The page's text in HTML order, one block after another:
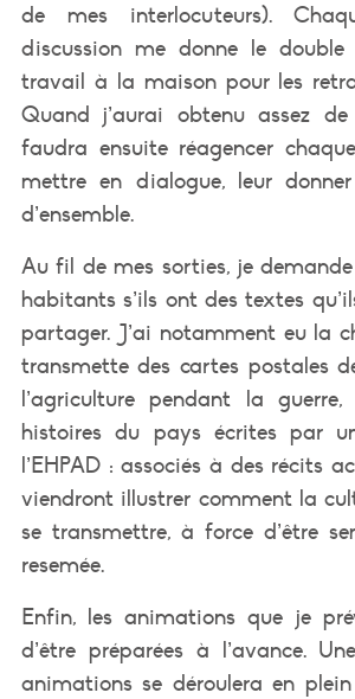
de mes interlocuteurs).
discussion me donne le
travail à la maison pour les
Quand j’aurai obtenu assez
faudra ensuite réagencer
mettre en dialogue, leur
d’ensemble.
Au fil de mes sorties, je
habitants s’ils ont des textes
partager. J’ai notamment eu la
transmette des cartes postales
l’agriculture pendant la guerre,
histoires du pays écrites par
l’EHPAD : associés à des récits
viendront illustrer comment la
se transmettre, à force d’être
resemée.
Enfin, les animations que je
d’être préparées à l’avance.
animations se déroulera en